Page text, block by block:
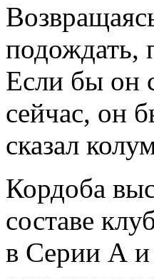
подождать,
Если бы он
сейчас, он
сказал
Кордоба
составе
в Серии А и